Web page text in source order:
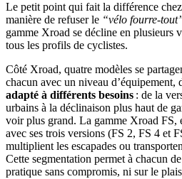
Le petit point qui fait la différence
manière de refuser le “vélo fourre-
gamme Xroad se décline en plusieurs
tous les profils de cyclistes.
Côté Xroad, quatre modèles se
chacun avec un niveau d’équipement,
adapté à différents besoins : de la
urbains à la déclinaison plus haut de
voir plus grand. La gamme Xroad FS,
avec ses trois versions (FS 2, FS 4 et
multiplient les escapades ou
Cette segmentation permet à chacun
pratique sans compromis, ni sur le